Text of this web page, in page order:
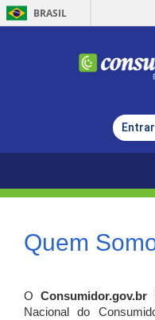
BRASIL
Quem
OConsumidor.gov.br
Nacional do